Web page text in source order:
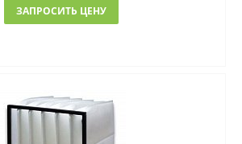
ЗАПРОСИТЬ ЦЕНУ